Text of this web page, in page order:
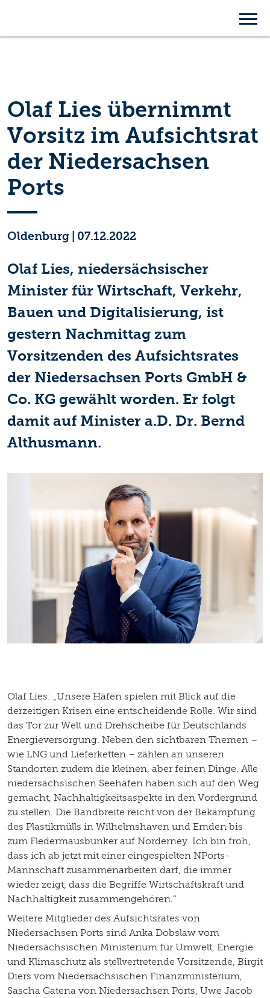
Olaf Lies übernimmt
Vorsitz im Aufsichtsrat
der Niedersachsen
Ports
Oldenburg 07.12.2022
Olaf Lies, niedersächsischer
Minister für Wirtschaft, Verkehr,
Bauen und Digitalisierung, ist
gestern Nachmittag zum
Vorsitzenden des Aufsichtsrates
der Niedersachsen Ports GmbH &
Co. KG gewählt worden. Er folgt
damit auf Minister a.D. Dr. Bernd
Althusmann.
Olaf Lies: „Unsere Häfen spielen mit Blick auf die
derzeitigen Krisen eine entscheidende Rolle. Wir sind
das Tor zur Welt und Drehscheibe für Deutschlands
Energieversorgung. Neben den sichtbaren Themen –
wie LNG und Lieferketten – zählen an unseren
Standorten zudem die kleinen, aber feinen Dinge. Alle
niedersächsischen Seehäfen haben sich auf den Weg
gemacht, Nachhaltigkeitsaspekte in den Vordergrund
zu stellen. Die Bandbreite reicht von der Bekämpfung
des Plastikmülls in Wilhelmshaven und Emden bis
zum Fledermausbunker auf Norderney. Ich bin froh,
dass ich ab jetzt mit einer eingespielten NPorts-
Mannschaft zusammenarbeiten darf, die immer
wieder zeigt, dass die Begriffe Wirtschaftskraft und
Nachhaltigkeit zusammengehören.“
Weitere Mitglieder des Aufsichtsrates von
Niedersachsen Ports sind Anka Dobslaw vom
Niedersächsischen Ministerium für Umwelt, Energie
und Klimaschutz als stellvertretende Vorsitzende, Birgit
Diers vom Niedersächsischen Finanzministerium,
Sascha Gatena von Niedersachsen Ports, Uwe Jacob